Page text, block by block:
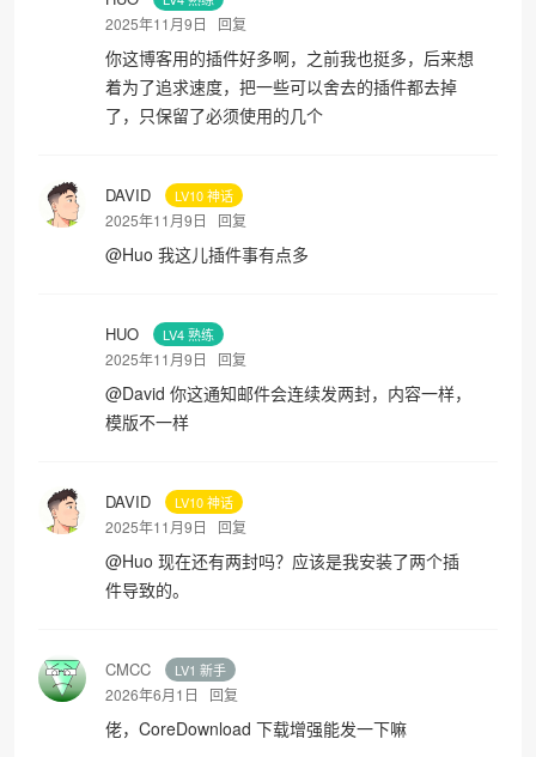
2025年11月9日 回复
你这博客用的插件好多啊，之前我也挺多，后来想
着为了追求速度，把一些可以舍去的插件都去掉
了，只保留了必须使用的几个
DAVID LV10 神话
2025年11月9日 回复
@Huo 我这儿插件事有点多
HUO LV4 熟练
2025年11月9日 回复
@David 你这通知邮件会连续发两封，内容一样，
模版不一样
DAVID LV10 神话
2025年11月9日 回复
@Huo 现在还有两封吗？应该是我安装了两个插
件导致的。
CMCC LV1 新手
2026年6月1日 回复
佬，CoreDownload 下载增强能发一下嘛